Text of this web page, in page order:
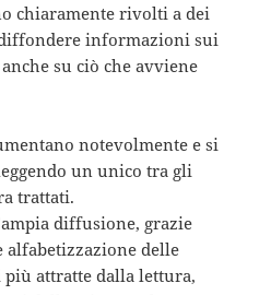
chiaramente rivolti a dei
informazioni sui
su ciò che avviene
notevolmente e si
un unico tra gli
trattati.
diffusione, grazie
alfabetizzazione delle
attratte dalla lettura,